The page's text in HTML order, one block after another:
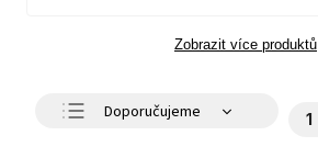
Zobrazit více produktů
Doporučujeme
1